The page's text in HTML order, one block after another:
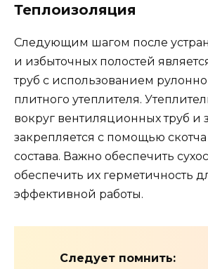
Теплоизоляция
Следующим шагом после
и избыточных полостей
труб с использованием
плитного утеплителя.
вокруг вентиляционных труб и
закрепляется с помощью
состава. Важно обеспечить
обеспечить их герметичность
эффективной работы.
Следует помнить: